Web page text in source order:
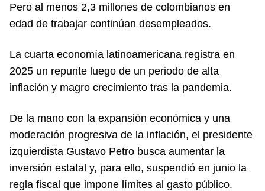
Pero al menos 2,3 millones de colombianos en
edad de trabajar continúan desempleados.
La cuarta economía latinoamericana registra en
2025 un repunte luego de un periodo de alta
inflación y magro crecimiento tras la pandemia.
De la mano con la expansión económica y una
moderación progresiva de la inflación, el presidente
izquierdista Gustavo Petro busca aumentar la
inversión estatal y, para ello, suspendió en junio la
regla fiscal que impone límites al gasto público.